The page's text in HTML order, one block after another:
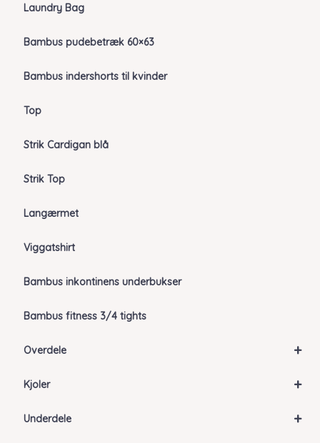
Laundry Bag
Bambus pudebetræk 60×63
Bambus indershorts til kvinder
Top
Strik Cardigan blå
Strik Top
Langærmet
Viggatshirt
Bambus inkontinens underbukser
Bambus fitness 3/4 tights
+
Overdele
+
Kjoler
+
Underdele